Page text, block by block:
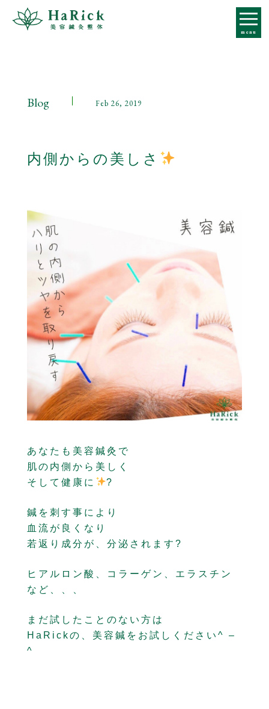
ン
menu
Blog Feb 26, 2019
内側からの美しさ
あなたも美容鍼灸で
肌の内側から美しく
そして健康に
?
鍼を刺す事により
血流が良くなり
若返り成分が、分泌されます?
ヒアルロン酸、コラーゲン、エラスチン
など、、、
まだ試したことのない方は
HaRickの、美容鍼をお試しください^ –
^